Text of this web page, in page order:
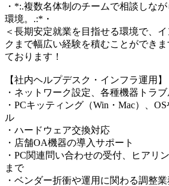
・*:.複数名体制のチームで相談しな
環境。.:*・
＜長期安定就業を目指せる環境で、
クまで幅広い経験を積むことができ
ております！
【社内ヘルプデスク・インフラ運用】
・ネットワーク設定、各種機器トラ
・PCキッティング（Win・Mac）、
ル
・ハードウェア交換対応
・店舗OA機器の導入サポート
・PC関連問い合わせの受付、ヒアリ
まで
・ベンダー折衝や運用に関わる調整業